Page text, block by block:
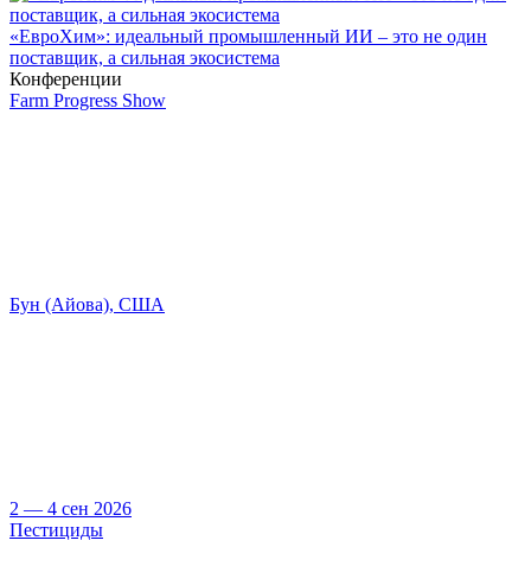
«ЕвроХим»: идеальный промышленный ИИ – это не один
поставщик, а сильная экосистема
Конференции
Farm Progress Show
Бун (Айова), США
2 — 4 сен 2026
Пестициды